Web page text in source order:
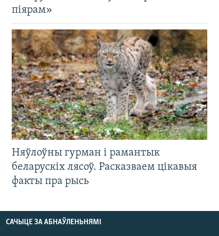
піярам»
Няўлоўны гурман і рамантык
беларускіх лясоў. Расказваем цікавыя
факты пра рысь
САЧЫЦЕ ЗА АБНАЎЛЕНЬНЯМІ